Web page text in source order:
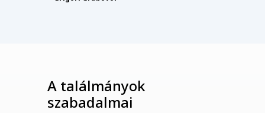
A találmányok
szabadalmai